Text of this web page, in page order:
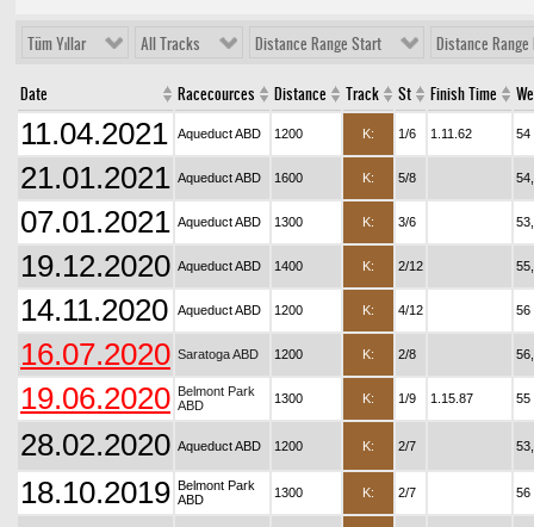
Tüm Yıllar All Tracks Distance Range Start Distance Range
Date Racecources Distance Track St Finish Time
11.04.2021 Aqueduct ABD 1200 K: 1/6 1.11.62 54
21.01.2021 Aqueduct ABD 1600 K: 5/8
07.01.2021 Aqueduct ABD 1300 K: 3/6
19.12.2020 Aqueduct ABD 1400 K: 2/12
14.11.2020 Aqueduct ABD 1200 K: 4/12 56
16.07.2020 Saratoga ABD 1200 K: 2/8
19.06.2020 Belmont Park
ABD
1300 K: 1/9 1.15.87 55
28.02.2020 Aqueduct ABD 1200 K: 2/7
18.10.2019 Belmont Park
ABD
1300 K: 2/7 56